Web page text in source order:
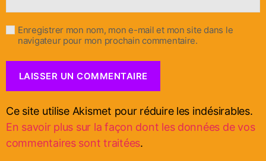
Enregistrer mon nom, mon e-mail et mon site dans le
navigateur pour mon prochain commentaire.
Ce site utilise Akismet pour réduire les indésirables.
En savoir plus sur la façon dont les données de vos
commentaires sont traitées.